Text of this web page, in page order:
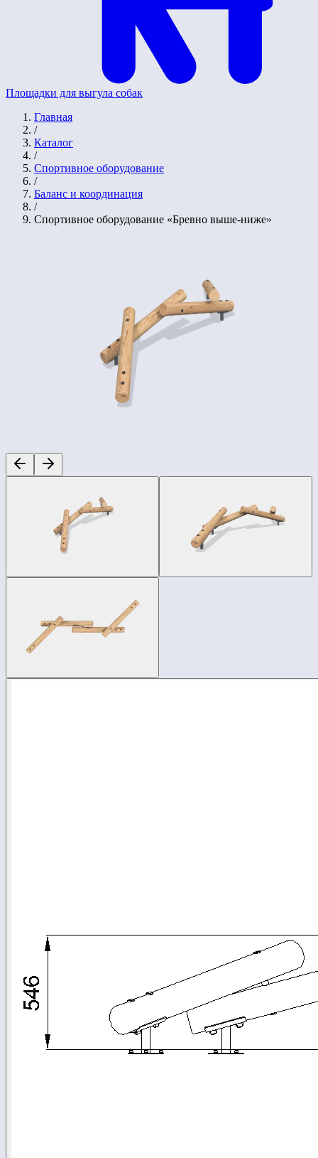
Площадки для выгула собак
Главная
/
Каталог
/
Спортивное оборудование
/
Баланс и координация
/
Спортивное оборудование «Бревно выше-ниже»